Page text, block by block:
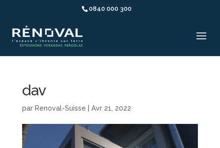
0840 000 300
dav
par Renoval-Suisse Avr 21, 2022